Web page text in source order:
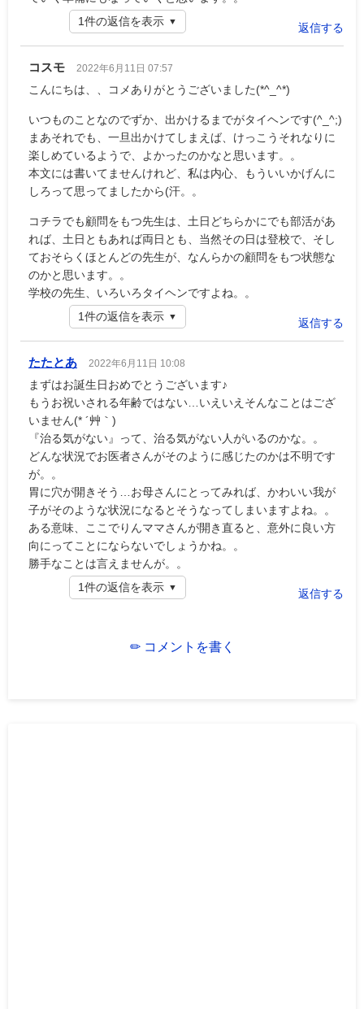
返信する
1件の返信を表示
コスモ 2022年6月11日 07:57
こんにちは、、コメありがとうございました(*^_^*)
いつものことなのでずか、出かけるまでがタイヘンです(^_^;)
まあそれでも、一旦出かけてしまえば、けっこうそれなりに
楽しめているようで、よかったのかなと思います。。
本文には書いてませんけれど、私は内心、もういいかげんに
しろって思ってましたから(汗。。
コチラでも顧問をもつ先生は、土日どちらかにでも部活があ
れば、土日ともあれば両日とも、当然その日は登校で、そし
ておそらくほとんどの先生が、なんらかの顧問をもつ状態な
のかと思います。。
学校の先生、いろいろタイヘンですよね。。
返信する
1件の返信を表示
たたとあ 2022年6月11日 10:08
まずはお誕生日おめでとうございます♪
もうお祝いされる年齢ではない…いえいえそんなことはござ
いません(* ´艸｀)
『治る気がない』って、治る気がない人がいるのかな。。
どんな状況でお医者さんがそのように感じたのかは不明です
が。。
胃に穴が開きそう…お母さんにとってみれば、かわいい我が
子がそのような状況になるとそうなってしまいますよね。。
ある意味、ここでりんママさんが開き直ると、意外に良い方
向にってことにならないでしょうかね。。
勝手なことは言えませんが。。
返信する
1件の返信を表示
✏ コメントを書く